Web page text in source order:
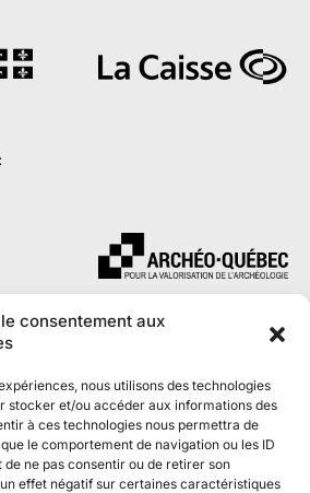
consentement aux
nous utilisons des technologies
stocker et/ou accéder aux informations des
à ces technologies nous permettra de
le comportement de navigation ou les ID
de ne pas consentir ou de retirer son
effet négatif sur certaines caractéristiques